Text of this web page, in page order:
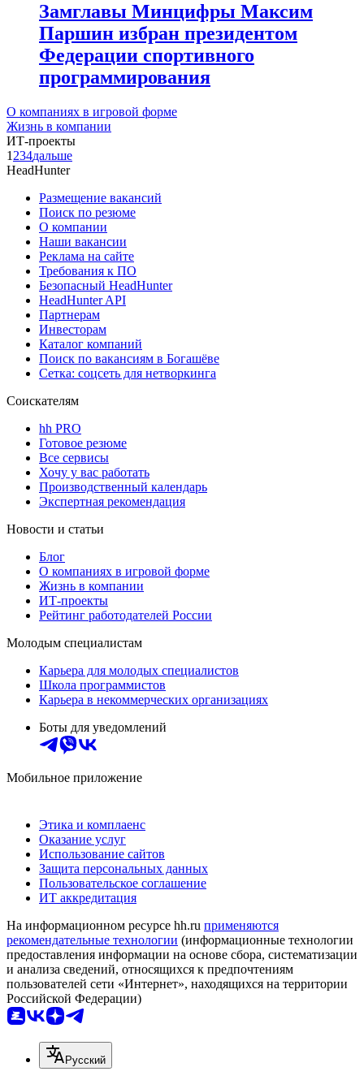
Замглавы Минцифры Максим
Паршин избран президентом
Федерации спортивного
программирования
О компаниях в игровой форме
Жизнь в компании
ИТ-проекты
1 234дальше
HeadHunter
Размещение вакансий
Поиск по резюме
О компании
Наши вакансии
Реклама на сайте
Требования к ПО
Безопасный HeadHunter
HeadHunter API
Партнерам
Инвесторам
Каталог компаний
Поиск по вакансиям в Богашёве
Сетка: соцсеть для нетворкинга
Соискателям
hh PRO
Готовое резюме
Все сервисы
Хочу у вас работать
Производственный календарь
Экспертная рекомендация
Новости и статьи
Блог
О компаниях в игровой форме
Жизнь в компании
ИТ-проекты
Рейтинг работодателей России
Молодым специалистам
Карьера для молодых специалистов
Школа программистов
Карьера в некоммерческих организациях
Боты для уведомлений
Мобильное приложение
Этика и комплаенс
Оказание услуг
Использование сайтов
Защита персональных данных
Пользовательское соглашение
ИТ аккредитация
На информационном ресурсе hh.ru применяются
рекомендательные технологии (информационные технологии
предоставления информации на основе сбора, систематизации
и анализа сведений, относящихся к предпочтениям
пользователей сети «Интернет», находящихся на территории
Российской Федерации)
Русский